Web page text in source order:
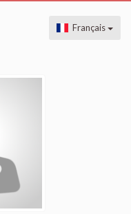
Français